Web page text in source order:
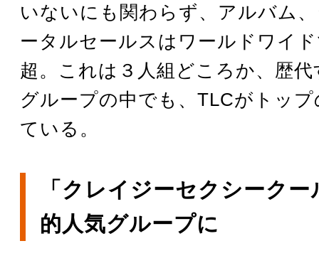
いないにも関わらず、アルバム
ータルセールスはワールドワイ
超。これは３人組どころか、歴
グループの中でも、TLCがトッ
ている。
「クレイジーセクシーク
的人気グループに